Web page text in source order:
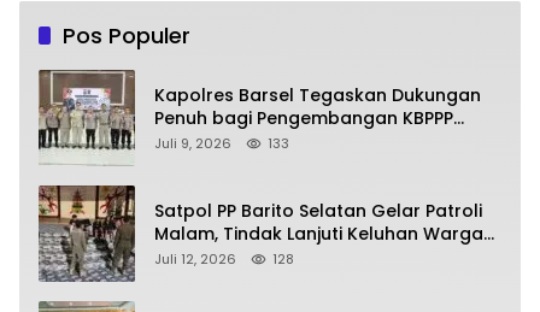
Pos Populer
Kapolres Barsel Tegaskan Dukungan
Penuh bagi Pengembangan KBPPP
Kalimantan Tengah
Juli 9, 2026 133
Satpol PP Barito Selatan Gelar Patroli
Malam, Tindak Lanjuti Keluhan Warga
soal Balap Liar dan Remaja Nongkrong
Juli 12, 2026 128